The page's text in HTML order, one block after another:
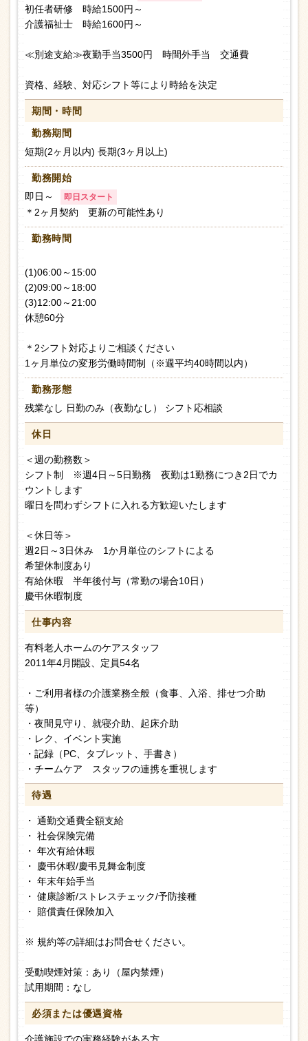
初任者研修 時給1500円～
介護福祉士 時給1600円～
≪別途支給≫夜勤手当3500円 時間外手当 交通費
資格、経験、対応シフト等により時給を決定
期間・時間
勤務期間
短期(2ヶ月以内) 長期(3ヶ月以上)
勤務開始
即日～
即日スタート
＊2ヶ月契約 更新の可能性あり
勤務時間
(1)06:00～15:00
(2)09:00～18:00
(3)12:00～21:00
休憩60分
＊2シフト対応よりご相談ください
1ヶ月単位の変形労働時間制（※週平均40時間以内）
勤務形態
残業なし 日勤のみ（夜勤なし） シフト応相談
休日
＜週の勤務数＞
シフト制 ※週4日～5日勤務 夜勤は1勤務につき2日でカ
ウントします
曜日を問わずシフトに入れる方歓迎いたします
＜休日等＞
週2日～3日休み 1か月単位のシフトによる
希望休制度あり
有給休暇 半年後付与（常勤の場合10日）
慶弔休暇制度
仕事内容
有料老人ホームのケアスタッフ
2011年4月開設、定員54名
・ご利用者様の介護業務全般（食事、入浴、排せつ介助
等）
・夜間見守り、就寝介助、起床介助
・レク、イベント実施
・記録（PC、タブレット、手書き）
・チームケア スタッフの連携を重視します
待遇
・ 通勤交通費全額支給
・ 社会保険完備
・ 年次有給休暇
・ 慶弔休暇/慶弔見舞金制度
・ 年末年始手当
・ 健康診断/ストレスチェック/予防接種
・ 賠償責任保険加入
※ 規約等の詳細はお問合せください。
受動喫煙対策：あり（屋内禁煙）
試用期間：なし
必須または優遇資格